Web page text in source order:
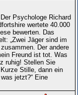
Psychologe Richard
wertete 40.000
bewerten. Das
„Zwei Jäger sind im
Der andere
Freund ist tot. Was
ruhig! Stellen Sie
Stille, dann ein
jetzt?“ Eine